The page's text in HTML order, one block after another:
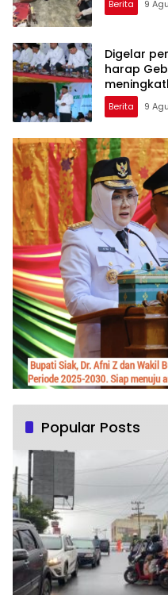
Berita 9
Digelar
harap
ditengah-
Berita 9
Popular Posts